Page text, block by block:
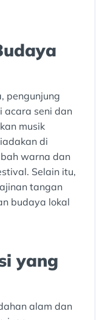
pengunjung
acara seni dan
musik
di
warna dan
Selain itu,
tangan
budaya lokal
yang
alam dan